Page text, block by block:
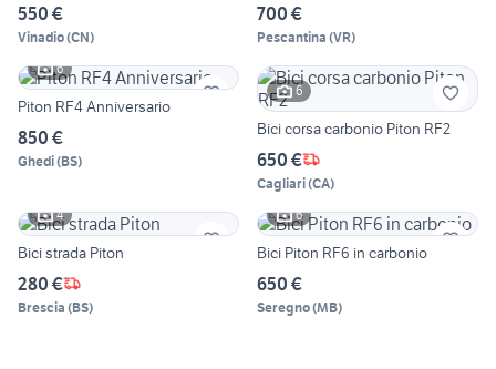
550 €
Vinadio(CN)
700 €
Pescantina (VR)
6
Piton RF4 Anniversario
850 €
Ghedi(BS)
6
Bici corsa carbonio Piton RF2
650 €
Cagliari(CA)
4
Bici strada Piton
280 €
Brescia (BS)
6
Bici Piton RF6 in carbonio
650 €
Seregno(MB)